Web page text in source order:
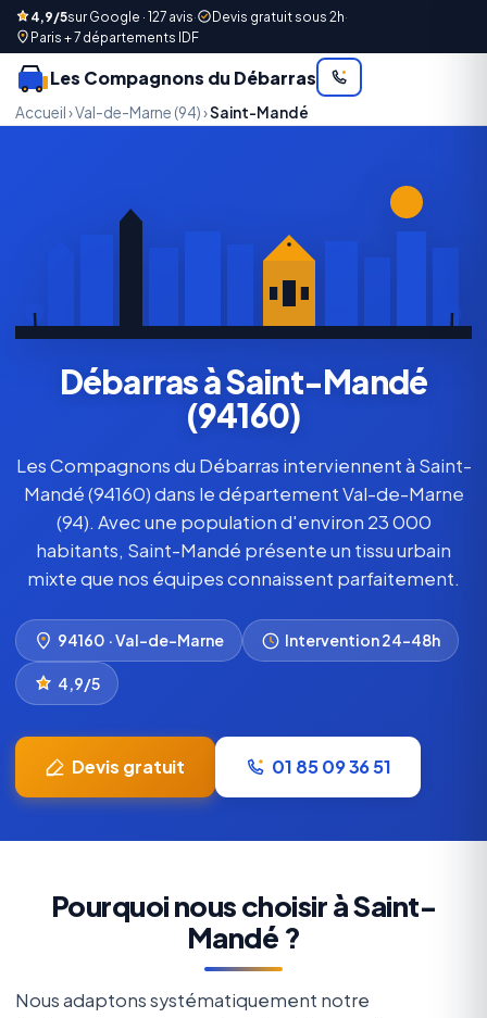
4,9/5sur Google · 127 avis· Devis gratuit sous 2h·
Paris + 7 départements IDF
Les Compagnons du Débarras
Accueil›Val-de-Marne (94)›Saint-Mandé
Débarras à Saint-Mandé
(94160)
Les Compagnons du Débarras interviennent à Saint-
Mandé (94160) dans le département Val-de-Marne
(94). Avec une population d'environ 23 000
habitants, Saint-Mandé présente un tissu urbain
mixte que nos équipes connaissent parfaitement.
94160 · Val-de-Marne Intervention 24–48h
4,9/5
Devis gratuit 01 85 09 36 51
Pourquoi nous choisir à Saint-
Mandé ?
Nous adaptons systématiquement notre